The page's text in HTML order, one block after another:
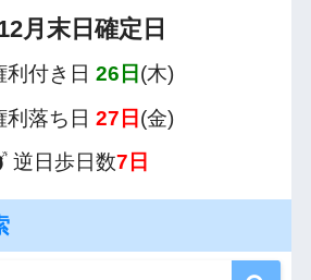
月末日確定日
利付き日 26日 (木)
利落ち日 27日 (金)
逆日歩日数7日